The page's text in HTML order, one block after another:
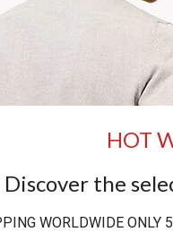
HOT
Discover the
WORLDWIDE ONLY